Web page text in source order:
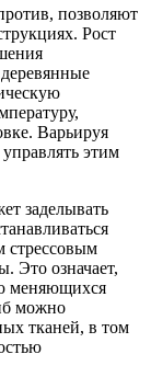
позволяют
Рост
деревянные
Варьируя
этим
заделывать
стрессовым
Это означает,
меняющихся
можно
тканей, в том